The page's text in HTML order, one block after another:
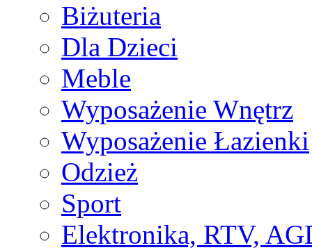
Biżuteria
Dla Dzieci
Meble
Wyposażenie Wnętrz
Wyposażenie Łazienki
Odzież
Sport
Elektronika, RTV,